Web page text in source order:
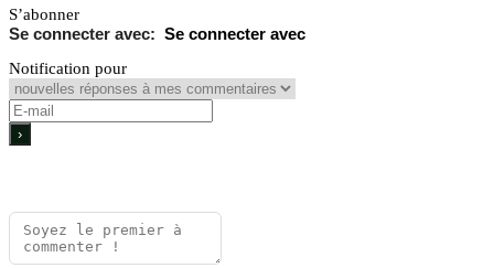
S’abonner
Se connecter avec
Notification pour